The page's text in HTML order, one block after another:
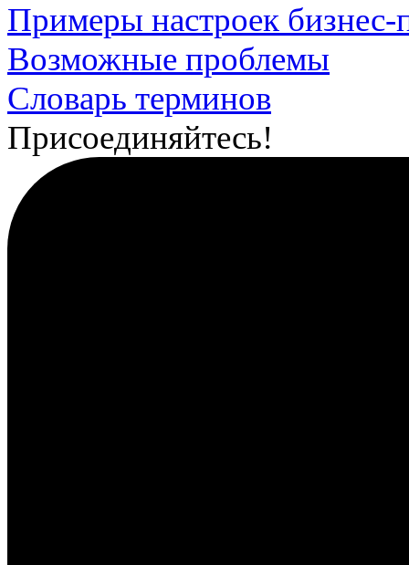
Примеры настроек бизнес-
Возможные проблемы
Словарь терминов
Присоединяйтесь!